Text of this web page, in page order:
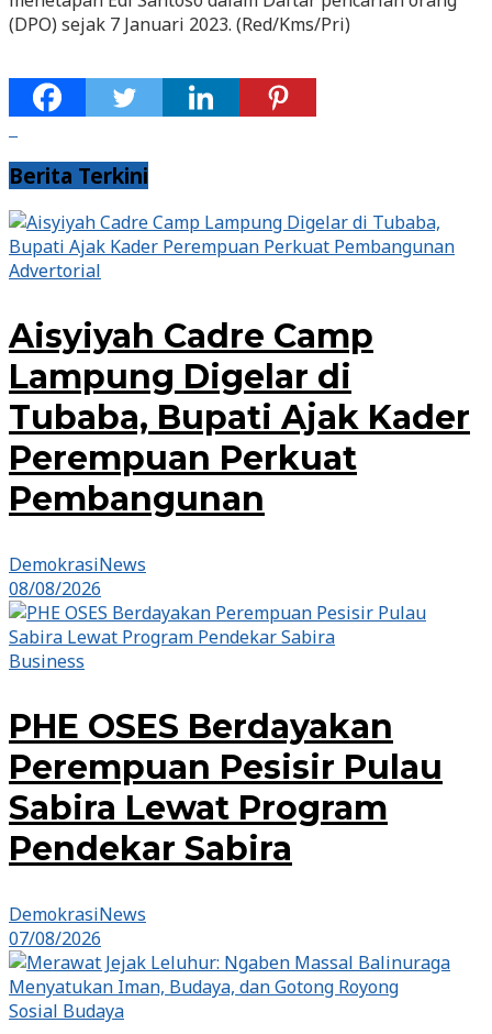
(DPO) sejak 7 Januari 2023. (Red/Kms/Pri)
Berita Terkini
Advertorial
Aisyiyah Cadre Camp
Lampung Digelar di
Tubaba, Bupati Ajak Kader
Perempuan Perkuat
Pembangunan
DemokrasiNews
08/08/2026
Business
PHE OSES Berdayakan
Perempuan Pesisir Pulau
Sabira Lewat Program
Pendekar Sabira
DemokrasiNews
07/08/2026
Sosial Budaya